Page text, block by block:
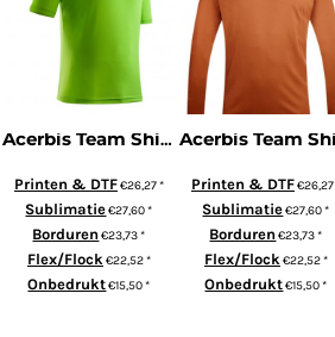
Acerbis Team Shirt Atlantis (Korte Mouw)
Printen & DTF€26,27*
Sublimatie€27,60*
Borduren €23,73*
Flex/Flock€22,52*
Onbedrukt€15,50*
Printen & DTF€26,27
Sublimatie€27,60*
Borduren €23,73*
Flex/Flock€22,52*
Onbedrukt€15,50*